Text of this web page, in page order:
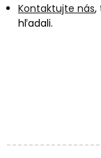
Kontaktujte nás,
hľadali.